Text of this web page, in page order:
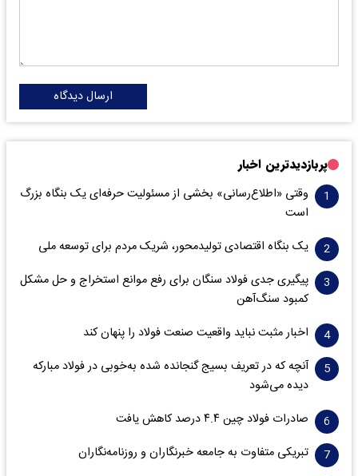
ارسال دیدگاه
پربازدیدترین اخبار
وقتی «اطلاع‌رسانی» بخشی از مسئولیت حرفه‌ای یک بنگاه بزرگ
است
یک بنگاه اقتصادی تولیدمحور، شریک مردم برای توسعه ملی
پیگیری جدی فولاد سنگان برای رفع موانع استخراج و حل مشکل
کمبود سنگ‌آهن
اخبار مثبت نباید واقعیت صنعت فولاد را پنهان کند
آنچه که در تعریف بسیج گنجانده شده به‌خوبی در فولاد مبارکه
دیده می‌شود
صادرات فولاد چین ۴.۴ درصد کاهش یافت
تبریکی متفاوت به جامعه خبرنگاران و روزنامه‌نگاران